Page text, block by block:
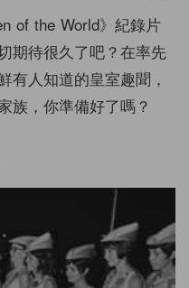
of the World》紀錄片
期待很久了吧？在率先
有人知道的皇室趣聞，
族，你準備好了嗎？